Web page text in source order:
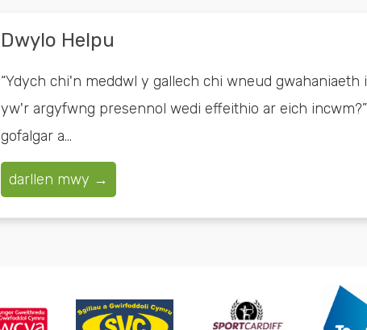
Dwylo Helpu
“Ydych chi'n meddwl y gallech chi wneud
yw'r argyfwng presennol wedi effeithio ar eich
gofalgar a...
darllen mwy →